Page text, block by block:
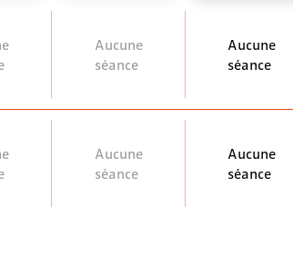
Aucune
séance
Aucune
séance
Aucune
séance
Aucune
séance